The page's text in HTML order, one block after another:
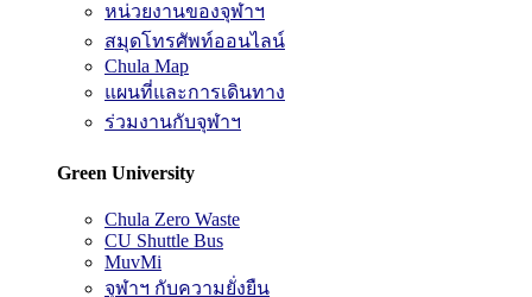
หน่วยงานของจุฬาฯ
สมุดโทรศัพท์ออนไลน์
Chula Map
แผนที่และการเดินทาง
ร่วมงานกับจุฬาฯ
Green University
Chula Zero Waste
CU Shuttle Bus
MuvMi
จุฬาฯ กับความยั่งยืน